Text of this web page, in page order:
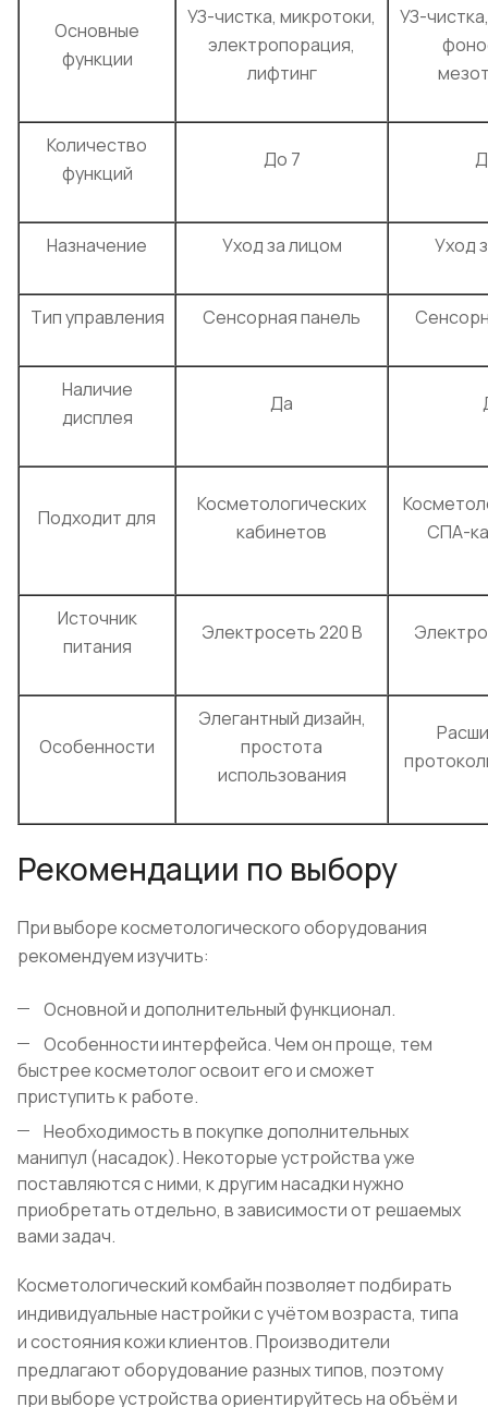
Основные
функции
УЗ-чистка, микротоки,
электропорация,
лифтинг
УЗ-
Количество
функций
До 7
Назначение Уход за лицом Уход
Тип управления Сенсорная панель
Наличие
дисплея
Да
Подходит для
Косметологических
кабинетов
СПА-
Источник
питания
Электросеть 220 В
Особенности
Элегантный дизайн,
простота
использования
Рекомендации по выбору
При выборе косметологического оборудования
рекомендуем изучить:
Основной и дополнительный функционал.
Особенности интерфейса. Чем он проще, тем
быстрее косметолог освоит его и сможет
приступить к работе.
Необходимость в покупке дополнительных
манипул (насадок). Некоторые устройства уже
поставляются с ними, к другим насадки нужно
приобретать отдельно, в зависимости от решаемых
вами задач.
Косметологический комбайн позволяет подбирать
индивидуальные настройки с учётом возраста, типа
и состояния кожи клиентов. Производители
предлагают оборудование разных типов, поэтому
при выборе устройства ориентируйтесь на объём и